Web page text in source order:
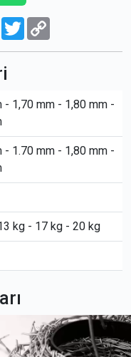
Message
Twitter
- 1,70 mm - 1,80 mm -
- 1.70 mm - 1,80 mm -
kg - 17 kg - 20 kg